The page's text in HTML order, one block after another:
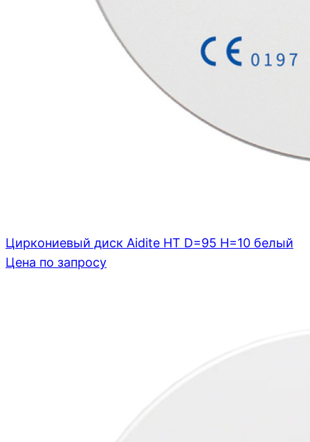
Циркониевый диск Aidite HT D=95 H=10 белый
Цена по запросу